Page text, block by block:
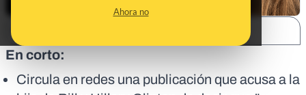
Ahora no
En corto:
Circula en redes una publicación que acusa a la